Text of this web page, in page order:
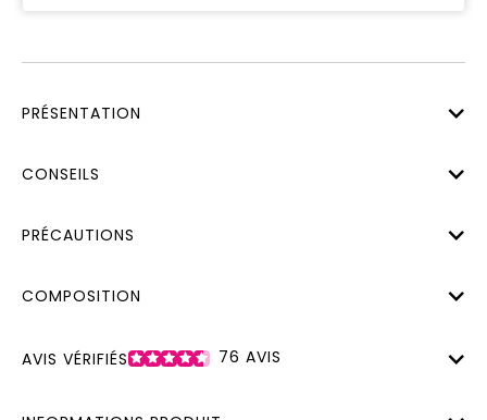
PRÉSENTATION
CONSEILS
PRÉCAUTIONS
COMPOSITION
AVIS VÉRIFIÉS 76 AVIS